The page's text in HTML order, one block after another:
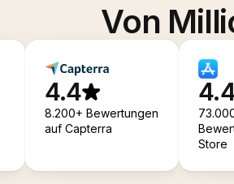
Von
4.4
8.200+ Bewertungen
auf Capterra
Store